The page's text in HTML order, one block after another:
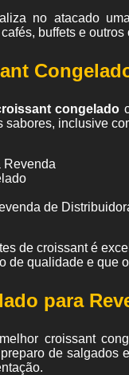
no atacado
buffets e
congelado
sabores, inclusive
Revenda
de
de croissant é
de qualidade e que
para
croissant
de salgados